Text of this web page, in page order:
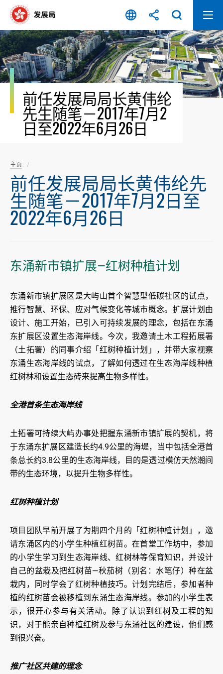
容
开
始
前任发展局局长黄伟纶
先生随笔－2017年7月2
日至2022年6月26日
主页
前任发展局局长黄伟纶先
生随笔－2017年7月2日至
2022年6月26日
东涌新市镇扩展—红树种植计划
东涌新市镇扩展区是大屿山首个智慧型低碳社区的试点，
推行智慧、环保、应对气候变化等城市概念。扩展计划由
设计、施工开始，已引入可持续发展的理念，包括在东涌
东扩展区设置生态海岸线。今次，我邀请土木工程拓展署
（土拓署）的同事介绍「红树种植计划」，并带大家视察
东涌生态海岸线的试点，了解如何透过在生态海岸线种植
红树林和设置生态砖来提高生物多样性。
全港首条生态海岸线
土拓署可持续大屿办事处把握东涌新市镇扩展的契机，将
于东涌东扩展区建造长约4.9公里的海堤，当中包括全港首
条总长约3.8公里的生态海岸线，目的是透过模仿天然潮间
带的生态环境，以提升生物多样性。
红树种植计划
项目团队早前开展了为期四个月的「红树种植计划」，邀
请东涌区内的小学生种植红树苗。在首堂工作坊中，参加
的小学生学习到生态海岸线、红树林等保育知识，并设计
自己的盆栽及把红树苗—秋茄树（别名：水笔仔）种在盆
栽内，同时学会了红树种植技巧。计划完结后，参加者种
植的红树苗会被移植到东涌生态海岸线。参加的小学生表
示，很开心参与有关活动。除了认识到红树及工程的知
识，对于能亲自种植红树及参与东涌社区的建设，他们感
到很兴奋。
推广社区共建的理念